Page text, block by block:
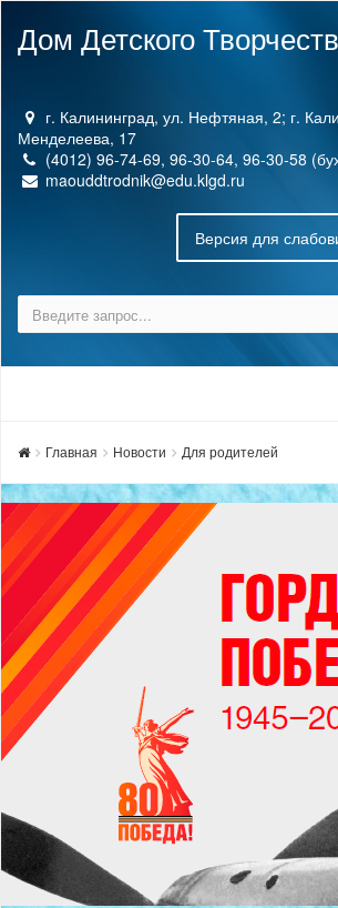
Дом Детского
г. Калининград, ул. Нефтяная, 2; г.
Менделеева, 17
(4012) 96-74-69, 96-30-64, 96-30-58
maouddtrodnik@edu.klgd.ru
Версия для
Главная Новости Для родителей